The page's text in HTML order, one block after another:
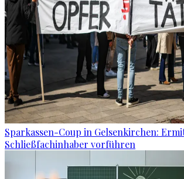
Sparkassen-Coup in Gelsenkirchen:
Schließfachinhaber vorführen